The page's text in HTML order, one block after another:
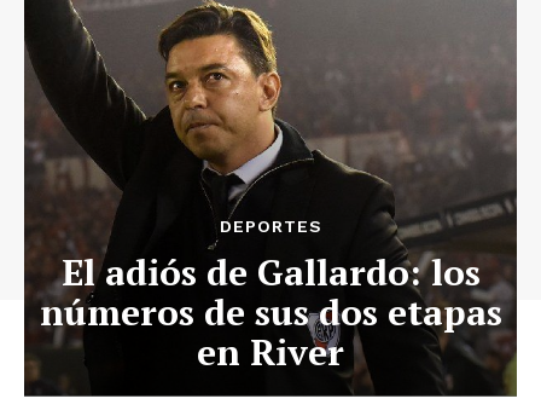
DEPORTES
El adiós de Gallardo: los
números de sus dos etapas
en River